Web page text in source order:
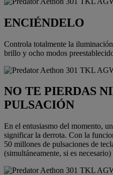
ENCIÉNDELO
Controla totalmente la
brillo y ocho modos
NO TE PIERDAS
PULSACIÓN
En el entusiasmo del momento,
significar la derrota. Con la
50 millones de pulsaciones de
(simultáneamente, si es